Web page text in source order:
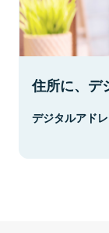
住所に、デ
デジタルアド